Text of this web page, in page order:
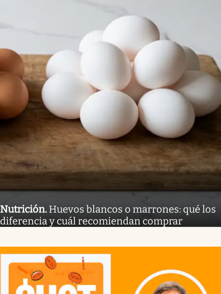
Nutrición. Huevos blancos o marrones: qué los
diferencia y cuál recomiendan comprar